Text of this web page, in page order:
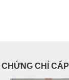
CHỨNG CHỈ CẤP